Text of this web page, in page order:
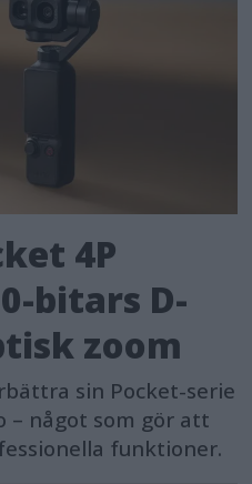
4P
bitars D-
zoom
sin Pocket-serie
– något som gör att
funktioner.